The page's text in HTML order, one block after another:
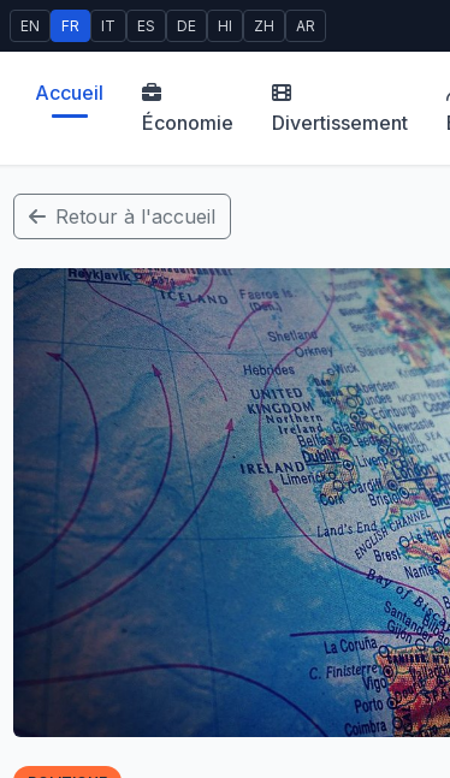
EN FR IT ES DE HI ZH AR
Accueil
Économie
Divertissement
Retour à l'accueil